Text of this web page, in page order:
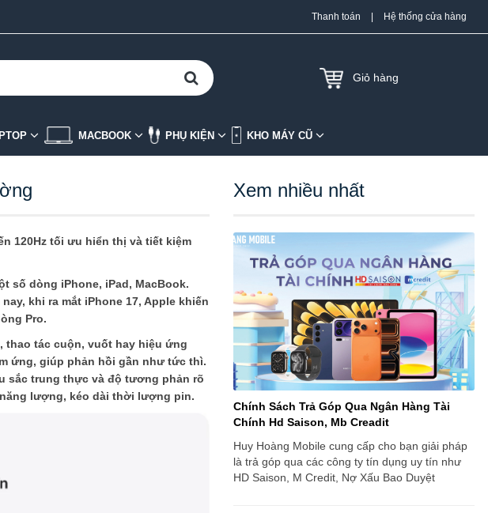
Thanh toán Hệ thống cửa hàng
Giỏ hàng
MACBOOK PHỤ KIỆN KHO MÁY CŨ
120Hz tối ưu hiển thị và tiết kiệm
số dòng iPhone, iPad, MacBook.
khi ra mắt iPhone 17, Apple khiến
Pro.
thao tác cuộn, vuốt hay hiệu ứng
ứng, giúp phản hồi gần như tức thì.
sắc trung thực và độ tương phản rõ
lượng, kéo dài thời lượng pin.
Xem nhiều nhất
Chính Sách Trả Góp Qua Ngân Hàng Tài
Chính Hd Saison, Mb Creadit
Huy Hoàng Mobile cung cấp cho bạn giải pháp
là trả góp qua các công ty tín dụng uy tín như
HD Saison, M Credit, Nợ Xấu Bao Duyệt